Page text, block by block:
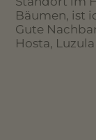
Bäumen, ist
Gute
Hosta, Luzula